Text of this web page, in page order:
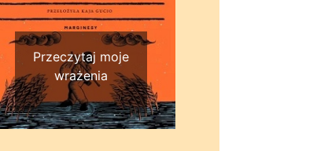
Przeczytaj moje
wrażenia